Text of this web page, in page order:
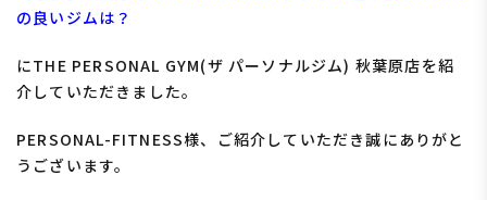
の良いジムは？
にTHE PERSONAL GYM(ザ パーソナルジム) 秋葉原店を紹
介していただきました。
PERSONAL-FITNESS様、ご紹介していただき誠にありがと
うございます。